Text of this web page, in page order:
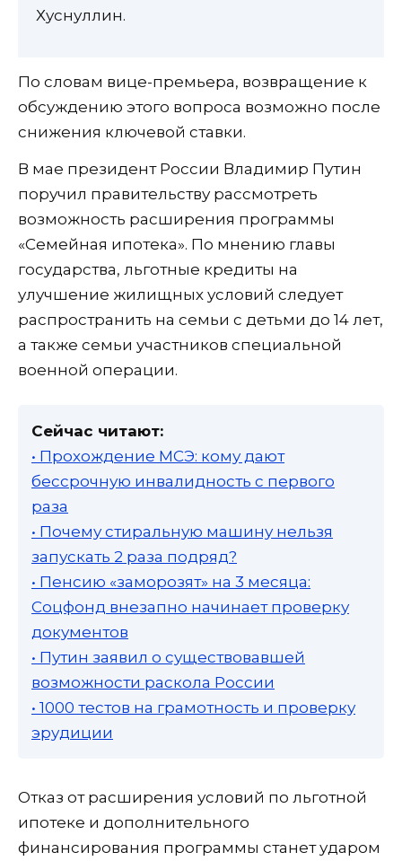
Хуснуллин.
По словам вице-премьера, возвращение к
обсуждению этого вопроса возможно после
снижения ключевой ставки.
В мае президент России Владимир Путин
поручил правительству рассмотреть
возможность расширения программы
«Семейная ипотека». По мнению главы
государства, льготные кредиты на
улучшение жилищных условий следует
распространить на семьи с детьми до 14 лет,
а также семьи участников специальной
военной операции.
Сейчас читают:
• Прохождение МСЭ: кому дают
бессрочную инвалидность с первого
раза
• Почему стиральную машину нельзя
запускать 2 раза подряд?
• Пенсию «заморозят» на 3 месяца:
Соцфонд внезапно начинает проверку
документов
• Путин заявил о существовавшей
возможности раскола России
• 1000 тестов на грамотность и проверку
эрудиции
Отказ от расширения условий по льготной
ипотеке и дополнительного
финансирования программы станет ударом